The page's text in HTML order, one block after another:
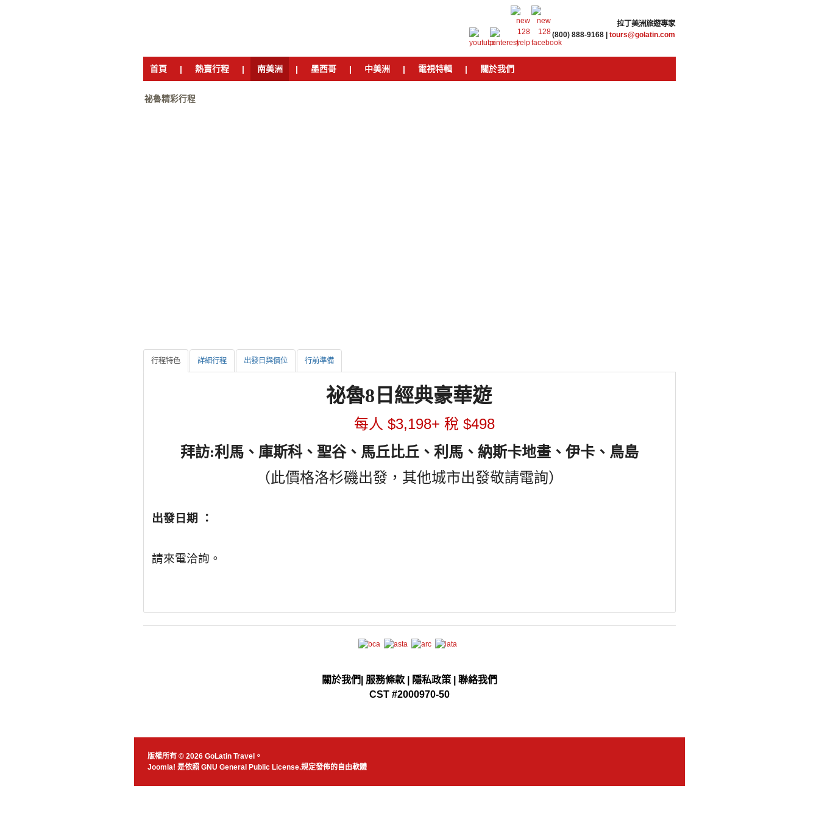
拉丁美洲旅遊專家
(800) 888-9168 | tours@golatin.com
首頁 | 熱賣行程 | 南美洲 | 墨西哥 | 中美洲 | 電視特輯 | 關於我們
祕魯精彩行程
行程特色 詳細行程 出發日與價位 行前準備
祕魯8 日經典豪華遊
每人 $3,198+ 稅 $498
拜訪:利馬、庫斯科、聖谷、馬丘比丘、利馬、納斯卡地畫、伊卡、鳥島
（此價格洛杉磯出發，其他城市出發敬請電詢）
出發日期 ：
請來電洽詢。
關於我們 服務條款 隱私政策
聯絡我們
CST #2000970-50
版權所有 © 2026 GoLatin Travel。
Joomla! 是依照 GNU General Public License.規定發佈的自由軟體